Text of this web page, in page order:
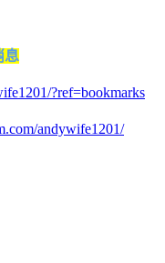
息
?ref=bookmarks
andywife1201/